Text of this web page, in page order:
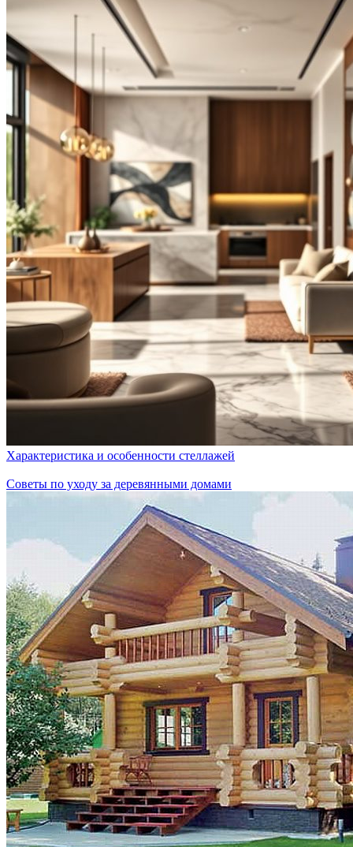
Характеристика и особенности стеллажей
Советы по уходу за деревянными домами